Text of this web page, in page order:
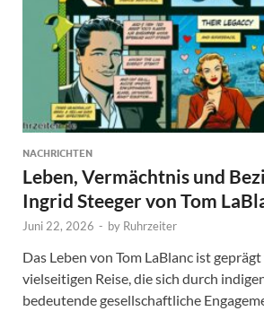
NACHRICHTEN
Leben, Vermächtnis und
Ingrid Steeger von Tom
Juni 22, 2026 - by Ruhrzeiter
Das Leben von Tom LaBlanc ist
vielseitigen Reise, die sich durch
bedeutende gesellschaftliche